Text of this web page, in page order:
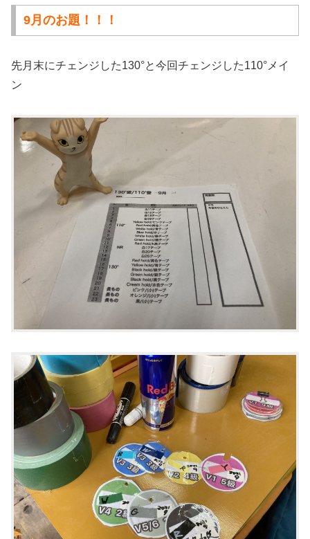
9月のお題！！！
先月末にチェンジした130°と今回チェンジした110°メイ
ン